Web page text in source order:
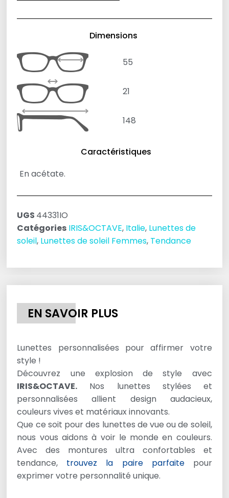
Dimensions
55
21
148
Caractéristiques
En acétate.
UGS 44331IO
Catégories IRIS&OCTAVE, Italie, Lunettes de
soleil, Lunettes de soleil Femmes, Tendance
EN SAVOIR PLUS
Lunettes personnalisées pour affirmer votre
style !
Découvrez une explosion de style avec
IRIS&OCTAVE. Nos lunettes stylées et
personnalisées allient design audacieux,
couleurs vives et matériaux innovants.
Que ce soit pour des lunettes de vue ou de soleil,
nous vous aidons à voir le monde en couleurs.
Avec des montures ultra confortables et
tendance, trouvez la paire parfaitepour
exprimer votre personnalité unique.